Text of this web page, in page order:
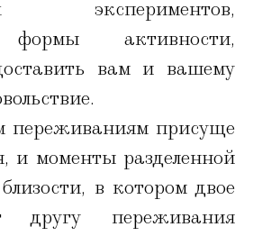
экспериментов,
активности,
вам и вашему
переживаниям присуще
и моменты разделенной
в котором двое
другу переживания